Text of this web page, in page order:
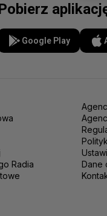
Google Play
Radia
Dane